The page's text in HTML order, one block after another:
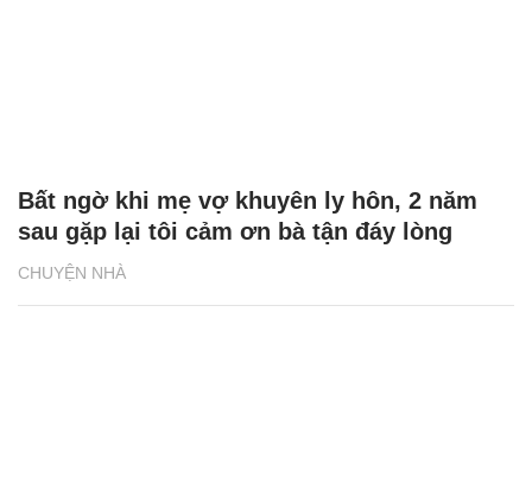
CHUYỆN NHÀ
Bất ngờ khi mẹ vợ khuyên ly hôn, 2 năm
sau gặp lại tôi cảm ơn bà tận đáy lòng